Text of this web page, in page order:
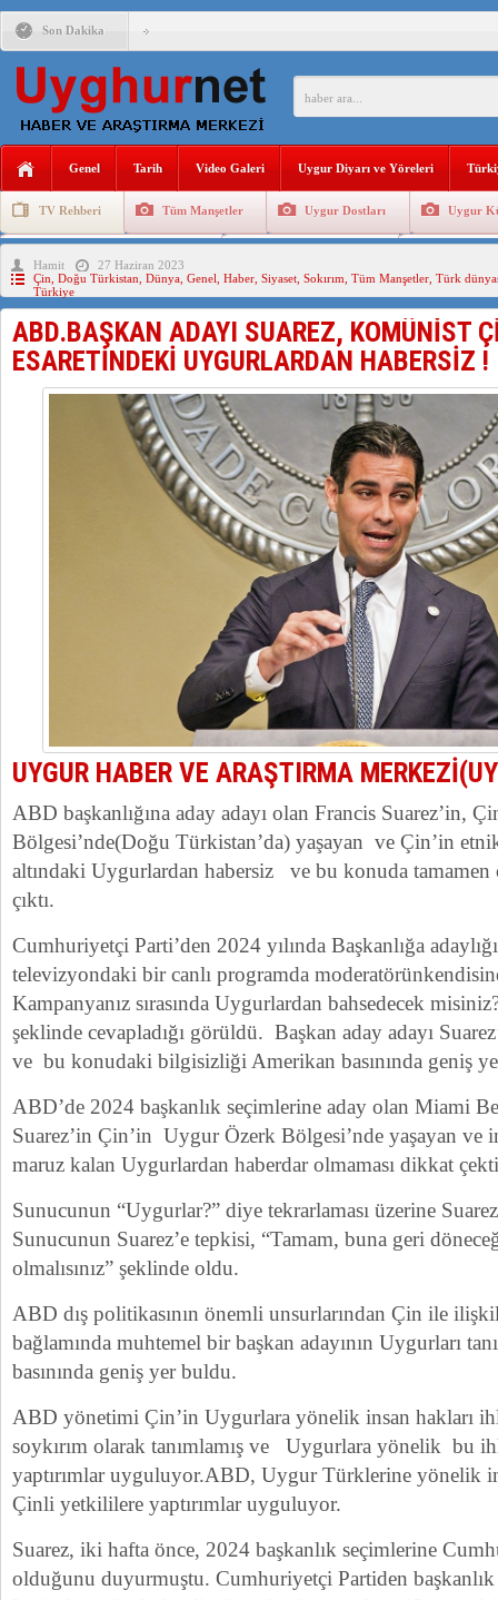
Son Dakika
ÇİN’İN “GÜVENLİK”SÖYLEMİ İLE DOĞU TÜRKİSTAN’DA
ANAHTAR PARTİ GENEL BAŞKANI AĞIRALİOĞLU :
DİYANET AKADEMİSİ BAŞKANI DOÇ.DR.KAAN : DOĞU
150 YILDIR KAYNAYAN YARAMIZ : ÇİN İŞGALİNDEKİ
ÇİN’İN UYGUR POLİTİKALARINI ÖVEN DİYANET
Genel Tarih Video Galeri Uygur Diyarı ve Yöreleri
TV Rehberi Tüm Manşetler Uygur Dostları Uygur
Uygurlarda Düğün ve Cenaze
Hamit
27 Haziran 2023
Çin Doğu Türkistan Dünya Genel Haber Siyaset Sokırım Tüm Manşetler Türk
Türkiye
ABD.BAŞKAN ADAYI SUAREZ, KOMÜNİST
ESARETİNDEKİ UYGURLARDAN HABERSİZ !
UYGUR HABER VE ARAŞTIRMA
ABD başkanlığına aday adayı olan Francis
Bölgesi’nde(Doğu Türkistan’da) yaşayan ve Çin’in
altındaki Uygurlardan habersiz ve bu konuda
çıktı.
Cumhuriyetçi Parti’den 2024 yılında Başkanlığa
televizyondaki bir canlı programda
Kampanyanız sırasında Uygurlardan bahsedecek
şeklinde cevapladığı görüldü. Başkan aday adayı
ve bu konudaki bilgisizliği Amerikan basınında geniş
ABD’de 2024 başkanlık seçimlerine aday olan Miami
Suarez’in Çin’in Uygur Özerk Bölgesi’nde yaşayan ve
maruz kalan Uygurlardan haberdar olmaması dikkat
Sunucunun “Uygurlar?” diye tekrarlaması üzerine
Sunucunun Suarez’e tepkisi, “Tamam, buna geri
olmalısınız” şeklinde oldu.
ABD dış politikasının önemli unsurlarından Çin ile
bağlamında muhtemel bir başkan adayının Uygurları
basınında geniş yer buldu.
ABD yönetimi Çin’in Uygurlara yönelik insan hakları
soykırım olarak tanımlamış ve Uygurlara yönelik bu
yaptırımlar uyguluyor.ABD, Uygur Türklerine yönelik
Çinli yetkililere yaptırımlar uyguluyor.
Suarez, iki hafta önce, 2024 başkanlık seçimlerine
olduğunu duyurmuştu. Cumhuriyetçi Partiden başkanlık